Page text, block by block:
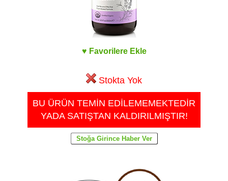
♥ Favorilere Ekle
Stokta Yok
BU ÜRÜN TEMİN EDİLEMEMEKTEDİR
YADA SATIŞTAN KALDIRILMIŞTIR!